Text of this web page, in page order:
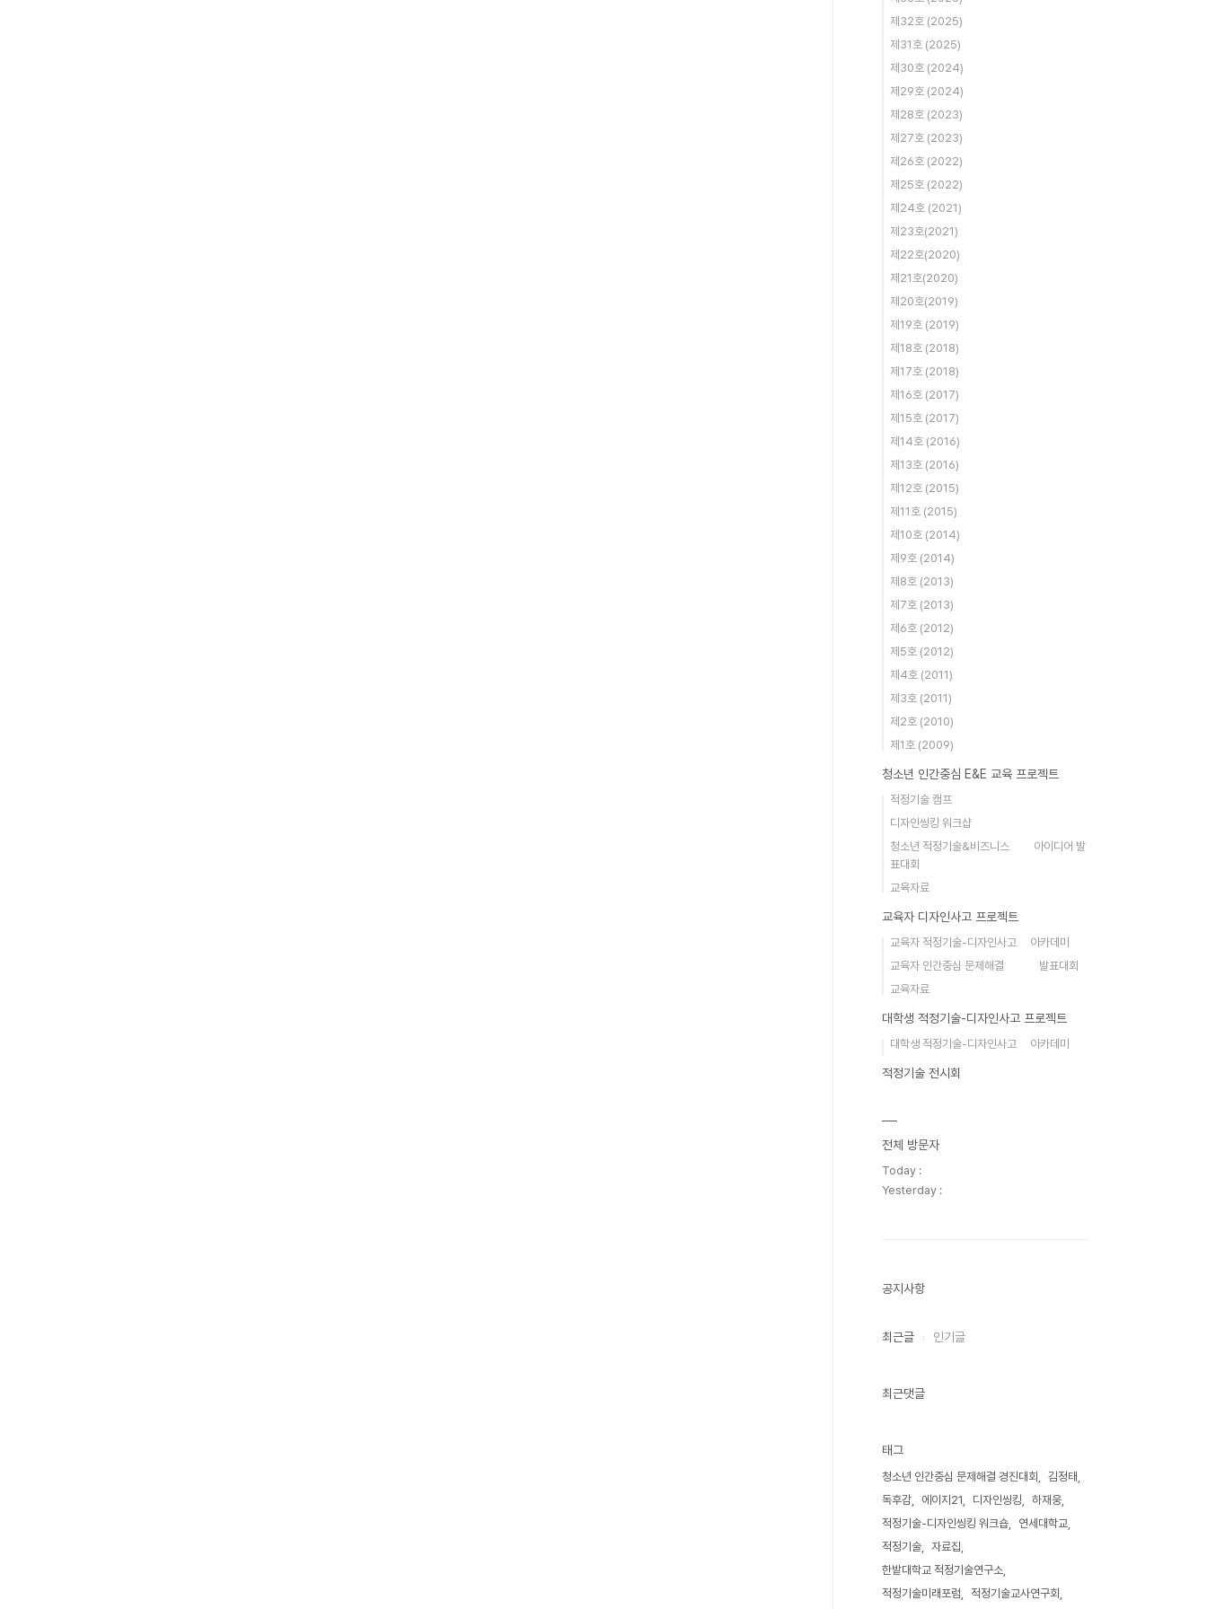
제32호 (2025)
제31호 (2025)
제30호 (2024)
제29호 (2024)
제28호 (2023)
제27호 (2023)
제26호 (2022)
제25호 (2022)
제24호 (2021)
제23호(2021)
제22호(2020)
제21호(2020)
제20호(2019)
제19호 (2019)
제18호 (2018)
제17호 (2018)
제16호 (2017)
제15호 (2017)
제14호 (2016)
제13호 (2016)
제12호 (2015)
제11호 (2015)
제10호 (2014)
제9호 (2014)
제8호 (2013)
제7호 (2013)
제6호 (2012)
제5호 (2012)
제4호 (2011)
제3호 (2011)
제2호 (2010)
제1호 (2009)
청소년 인간중심 E&E 교육 프로젝트
적정기술 캠프
디자인씽킹 워크샵
청소년 적정기술&비즈니스 아이디어 발
표대회
교육자료
교육자 디자인사고 프로젝트
교육자 적정기술-디자인사고 아카데미
교육자 인간중심 문제해결 발표대회
교육자료
대학생 적정기술-디자인사고 프로젝트
대학생 적정기술-디자인사고 아카데미
적정기술 전시회
전체 방문자
Today :
Yesterday :
공지사항
최근글 인기글
최근댓글
태그
청소년 인간중심 문제해결 경진대회
김정태
독후감
에이지21 디자인씽킹
하재웅
적정기술-디자인씽킹 워크숍
연세대학교
적정기술
자료집
한밭대학교 적정기술연구소
적정기술미래포럼
적정기술교사연구회